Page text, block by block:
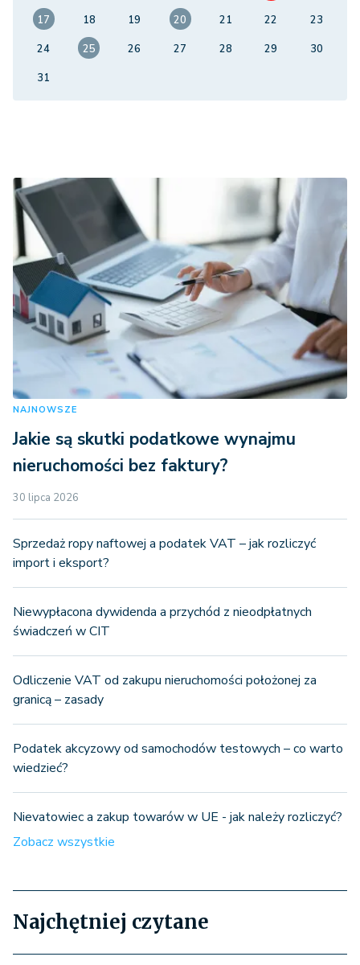
17
18 19 20 21 22
23
24
25 26 27 28 29
30
31
NAJNOWSZE
Jakie są skutki podatkowe wynajmu
nieruchomości bez faktury?
30 lipca 2026
Sprzedaż ropy naftowej a podatek VAT – jak rozliczyć
import i eksport?
Niewypłacona dywidenda a przychód z nieodpłatnych
świadczeń w CIT
Odliczenie VAT od zakupu nieruchomości położonej za
granicą – zasady
Podatek akcyzowy od samochodów testowych – co warto
wiedzieć?
Nievatowiec a zakup towarów w UE - jak należy rozliczyć?
Zobacz wszystkie
Najchętniej czytane